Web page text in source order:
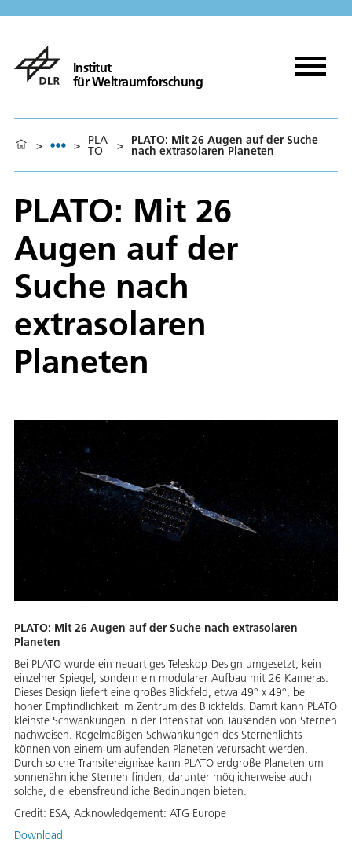
Institut
für Weltraumforschung
> > PLA
TO > PLATO: Mit 26 Augen auf der Suche
nach extrasolaren Planeten
PLATO: Mit 26
Augen auf der
Suche nach
extrasolaren
Planeten
PLATO: Mit 26 Augen auf der Suche nach extrasolaren
Planeten
Bei PLATO wurde ein neuartiges Teleskop-Design umgesetzt, kein
einzelner Spiegel, sondern ein modularer Aufbau mit 26 Kameras.
Dieses Design liefert eine großes Blickfeld, etwa 49° x 49°, bei
hoher Empfindlichkeit im Zentrum des Blickfelds. Damit kann PLATO
kleinste Schwankungen in der Intensität von Tausenden von Sternen
nachweisen. Regelmäßigen Schwankungen des Sternenlichts
können von einem umlaufenden Planeten verursacht werden.
Durch solche Transitereignisse kann PLATO erdgroße Planeten um
sonnenähnliche Sternen finden, darunter möglicherweise auch
solche, die lebensfreundliche Bedinungen bieten.
Credit: ESA, Acknowledgement: ATG Europe
Download